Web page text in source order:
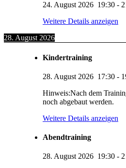
24. August 2026 19:30 -
Weitere Details anzeigen
28. August 2026
Kindertraining
28. August 2026 17:30 -
Hinweis:Nach dem
noch abgebaut werden.
Weitere Details anzeigen
Abendtraining
28. August 2026 19:30 -